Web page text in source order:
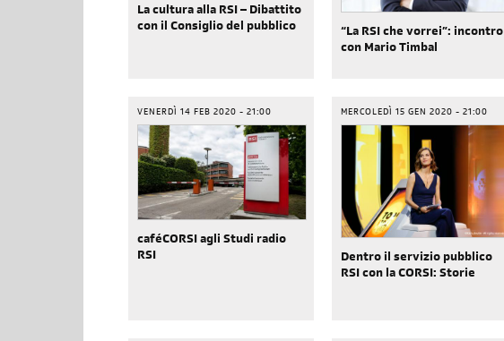
La cultura alla RSI – Dibattito
con il Consiglio del pubblico
“La RSI che vorrei”: incontro
con Mario Timbal
VENERDÌ 14 FEB 2020 - 21:00
caféCORSI agli Studi radio
RSI
MERCOLEDÌ 15 GEN 2020 - 21:00
Dentro il servizio pubblico
RSI con la CORSI: Storie